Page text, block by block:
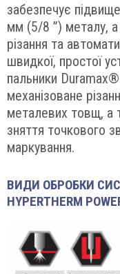
забезпечує
мм (5/8 ”) металу,
різання та
швидкої, простої
пальники
механізоване
металевих товщ, а
зняття точкового
маркування.
ВИДИ ОБРОБКИ
HYPERTHERM